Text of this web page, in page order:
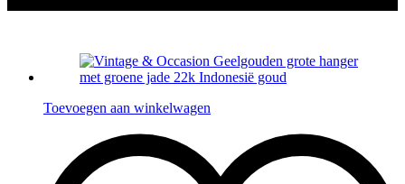
Toevoegen aan winkelwagen